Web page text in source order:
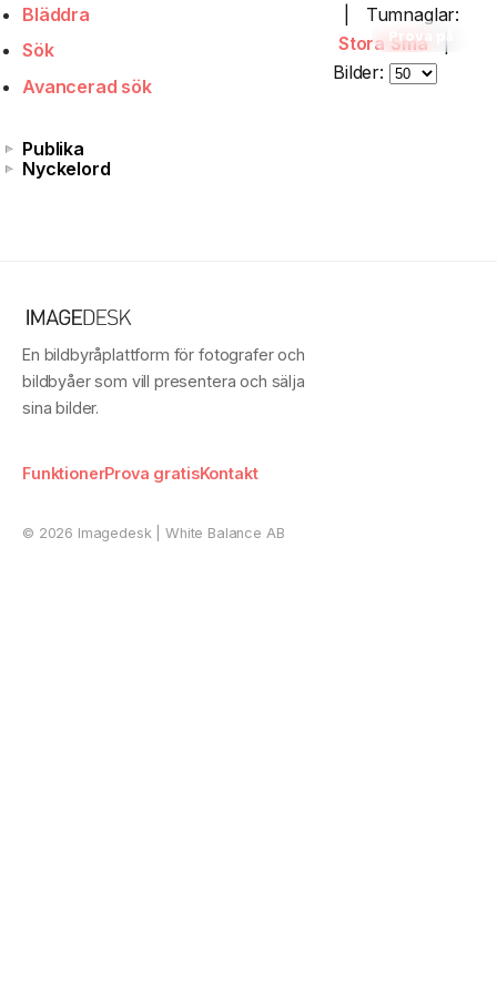
Prova på
Bläddra
Sök
Avancerad sök
Publika
Nyckelord
Tumnaglar:
Stora Små
|
Bilder:
En bildbyråplattform för fotografer och
bildbyåer som vill presentera och sälja
sina bilder.
FunktionerProva gratisKontakt
© 2026 Imagedesk | White Balance AB